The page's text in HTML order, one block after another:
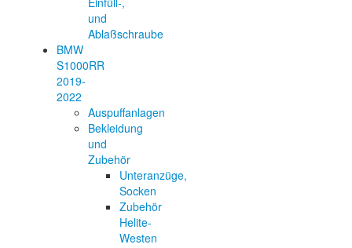
und
Ablaßschraube
BMW
S1000RR
2019-
2022
Auspuffanlagen
Bekleidung
und
Zubehör
Unteranzüge,
Socken
Zubehör
Helite-
Westen